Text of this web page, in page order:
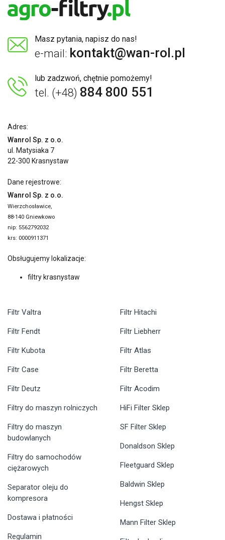
Masz pytania, napisz do nas!
e-mail: kontakt@wan-rol.pl
lub zadzwoń, chętnie pomożemy!
tel. (+48) 884 800 551
Adres:
Wanrol Sp. z o.o.
ul. Matysiaka 7
22-300 Krasnystaw
Dane rejestrowe:
Wanrol Sp. z o.o.
Wierzchosławice,
88-140 Gniewkowo
nip: 5562792032
krs: 0000911371
Obsługujemy lokalizacje:
filtry krasnystaw
Filtr Valtra
Filtr Fendt
Filtr Kubota
Filtr Case
Filtr Deutz
Filtr Hitachi
Filtr Liebherr
Filtr Atlas
Filtr Beretta
Filtr Acodim
Filtry do maszyn rolniczych
Filtry do maszyn
budowlanych
Filtry do samochodów
ciężarowych
Separator oleju do
kompresora
Dostawa i płatności
Regulamin
HiFi Filter Sklep
SF Filter Sklep
Donaldson Sklep
Fleetguard Sklep
Baldwin Sklep
Hengst Sklep
Mann Filter Sklep